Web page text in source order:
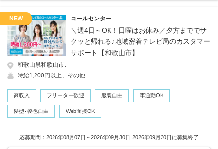
NEW コールセンター
＼週4日～OK！日曜はお休み／夕方まででサ
クッと帰れる♪地域密着テレビ局のカスタマー
サポート【和歌山市】
和歌山県和歌山市､
時給1,200円以上、その他
高収入 フリーター歓迎 服装自由 車通勤OK
髪型･髪色自由 Web面接OK
応募期間：2026年08月07日～2026年09月30日 2026年09月30日に募集終了